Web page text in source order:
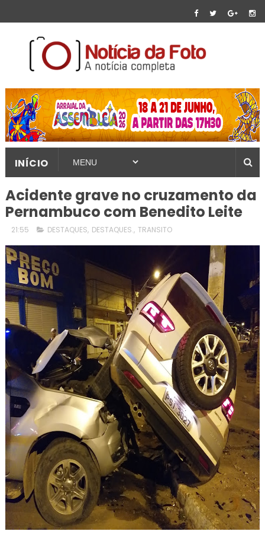
INÍCIO
Acidente grave no cruzamento da
Pernambuco com Benedito Leite
21:55 DESTAQUES, DESTAQUES., TRANSITO